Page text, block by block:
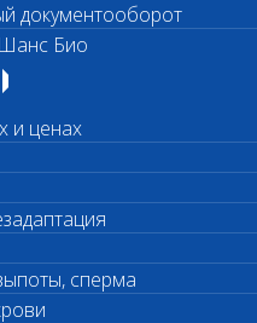
документооборот
Био
и ценах
сперма